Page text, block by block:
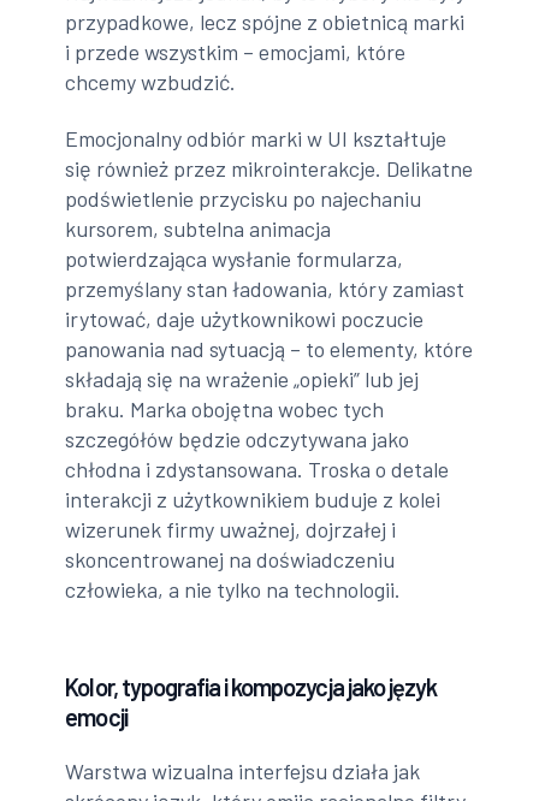
przypadkowe, lecz spójne z obietnicą marki
i przede wszystkim – emocjami, które
chcemy wzbudzić.
Emocjonalny odbiór marki w UI kształtuje
się również przez mikrointerakcje. Delikatne
podświetlenie przycisku po najechaniu
kursorem, subtelna animacja
potwierdzająca wysłanie formularza,
przemyślany stan ładowania, który zamiast
irytować, daje użytkownikowi poczucie
panowania nad sytuacją – to elementy, które
składają się na wrażenie „opieki” lub jej
braku. Marka obojętna wobec tych
szczegółów będzie odczytywana jako
chłodna i zdystansowana. Troska o detale
interakcji z użytkownikiem buduje z kolei
wizerunek firmy uważnej, dojrzałej i
skoncentrowanej na doświadczeniu
człowieka, a nie tylko na technologii.
Kolor, typografia i kompozycja jako język
emocji
Warstwa wizualna interfejsu działa jak